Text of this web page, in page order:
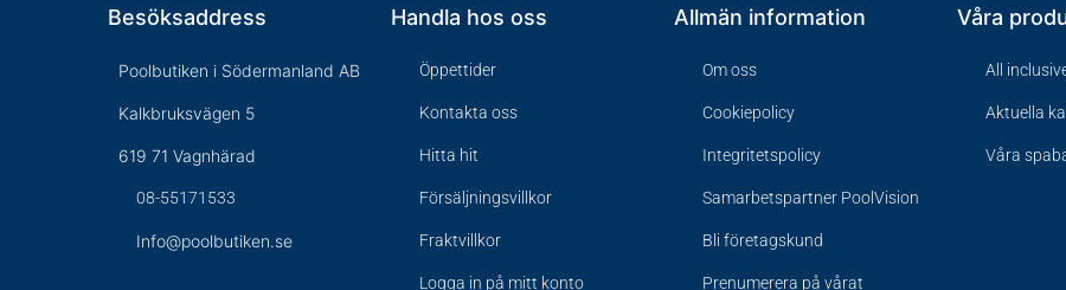
Besöksaddress
Poolbutiken i Södermanland AB
Kalkbruksvägen 5
619 71 Vagnhärad
08-55171533
Info@poolbutiken.se
Handla hos oss
Öppettider
Kontakta oss
Hitta hit
Försäljningsvillkor
Fraktvillkor
Logga in på mitt konto
Allmän information
Om oss
Cookiepolicy
Integritetspolicy
Samarbetspartner PoolVision
Bli företagskund
Prenumerera på vårat
Våra
All
Aktuella
Våra